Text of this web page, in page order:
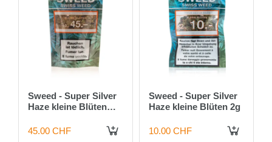
Sweed - Super Silver
Haze kleine Blüten
45.00 CHF
Sweed - Super Silver
Haze kleine Blüten 2g
10.00 CHF